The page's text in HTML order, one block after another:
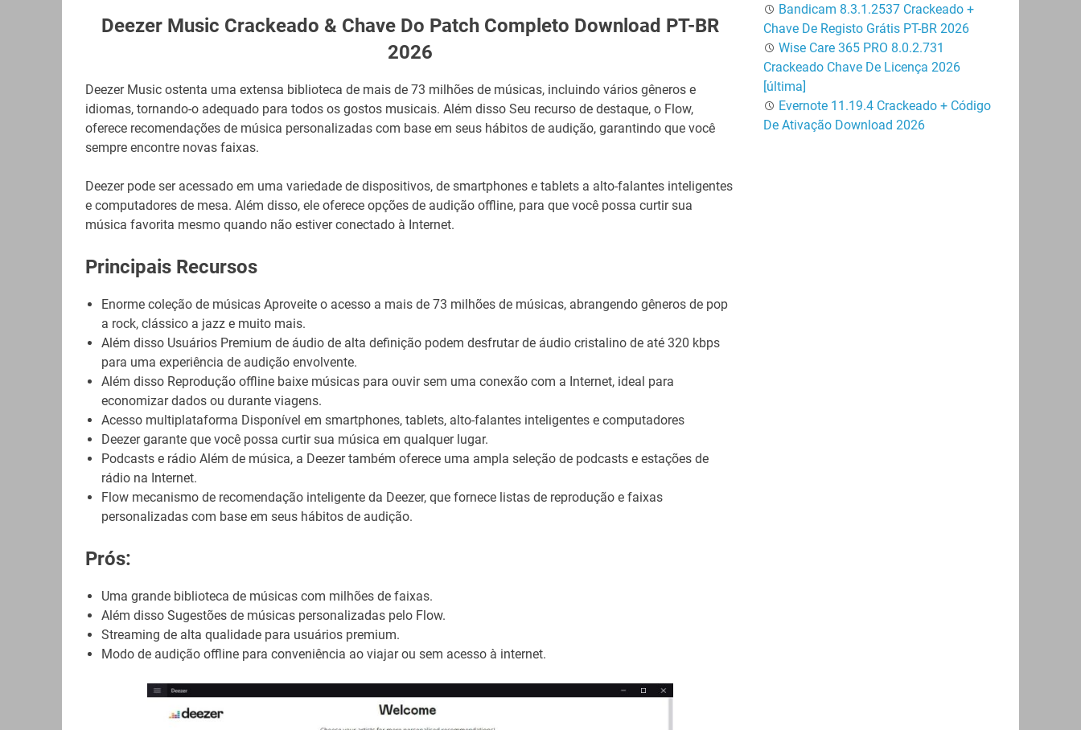
Deezer Music Crackeado & Chave Do Patch Completo Download PT-BR
2026
Deezer Music ostenta uma extensa biblioteca de mais de 73 milhões de músicas, incluindo vários gêneros e
idiomas, tornando-o adequado para todos os gostos musicais. Além disso Seu recurso de destaque, o Flow,
oferece recomendações de música personalizadas com base em seus hábitos de audição, garantindo que você
sempre encontre novas faixas.
Deezer pode ser acessado em uma variedade de dispositivos, de smartphones e tablets a alto-falantes inteligentes
e computadores de mesa. Além disso, ele oferece opções de audição offline, para que você possa curtir sua
música favorita mesmo quando não estiver conectado à Internet.
Principais Recursos
Enorme coleção de músicas Aproveite o acesso a mais de 73 milhões de músicas, abrangendo gêneros de pop
a rock, clássico a jazz e muito mais.
Além disso Usuários Premium de áudio de alta definição podem desfrutar de áudio cristalino de até 320 kbps
para uma experiência de audição envolvente.
Além disso Reprodução offline baixe músicas para ouvir sem uma conexão com a Internet, ideal para
economizar dados ou durante viagens.
Acesso multiplataforma Disponível em smartphones, tablets, alto-falantes inteligentes e computadores
Deezer garante que você possa curtir sua música em qualquer lugar.
Podcasts e rádio Além de música, a Deezer também oferece uma ampla seleção de podcasts e estações de
rádio na Internet.
Flow mecanismo de recomendação inteligente da Deezer, que fornece listas de reprodução e faixas
personalizadas com base em seus hábitos de audição.
Prós:
Uma grande biblioteca de músicas com milhões de faixas.
Além disso Sugestões de músicas personalizadas pelo Flow.
Streaming de alta qualidade para usuários premium.
Modo de audição offline para conveniência ao viajar ou sem acesso à internet.
Bandicam 8.3.1.2537 Crackeado +
Chave De Registo Grátis PT-BR 2026
Wise Care 365 PRO 8.0.2.731
Crackeado Chave De Licença 2026
[última]
Evernote 11.19.4 Crackeado + Código
De Ativação Download 2026